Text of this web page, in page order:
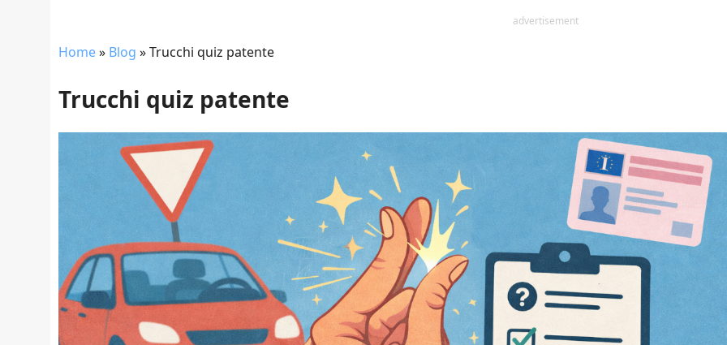
advertisement
Home» Blog »Trucchi quiz patente
Trucchi quiz patente